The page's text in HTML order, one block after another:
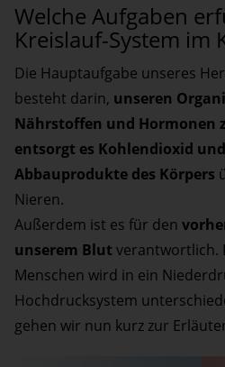
Welche Aufgaben
Kreislauf-System im
Die Hauptaufgabe unseres
besteht darin, unseren
Nährstoffen und Hormonen
entsorgt es Kohlendioxid
Abbauprodukte des Körpers
Nieren.
Außerdem ist es für den
unserem Blut verantwortlich.
Menschen wird in ein
Hochdrucksystem
gehen wir nun kurz zur